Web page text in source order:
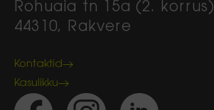
Rohuaia tn 15a (2. korrus)
44310, Rakvere
Kontaktid
Kasulikku